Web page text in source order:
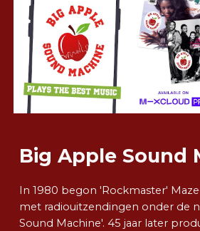
Big Apple Sound
In 1980 begon 'Rockmaster'
met radiouitzendingen onder de
Sound Machine'. 45 jaar later